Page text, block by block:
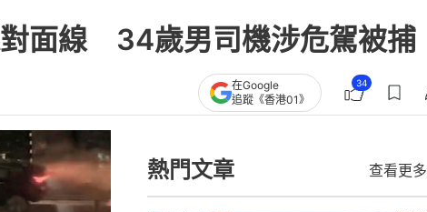
面線 34歲男司機涉危駕被捕
在Google
追蹤《香港01》
34
熱門文章 查看更多